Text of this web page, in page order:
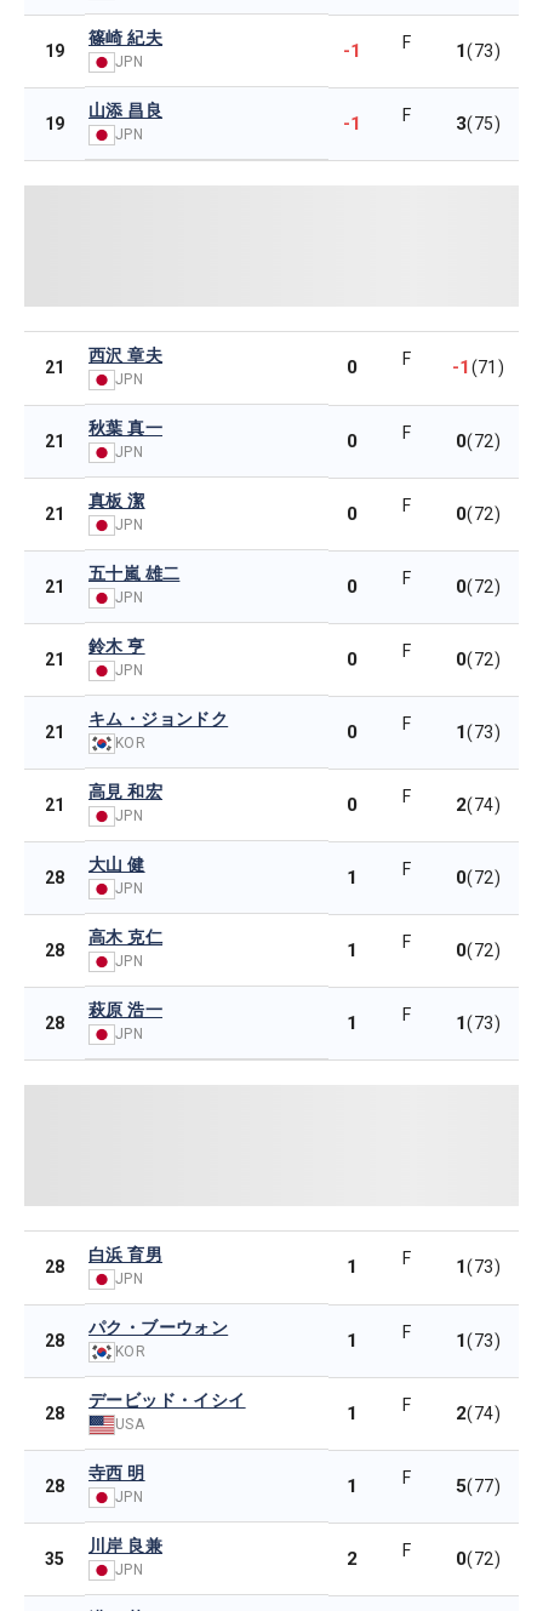
19
篠崎 紀夫
JPN -1 F 1(73)
19
山添 昌良
JPN -1 F 3(75)
21
西沢 章夫
JPN
0 F -1(71)
21
秋葉 真一
JPN 0 F 0(72)
21
真板 潔
JPN 0 F 0(72)
21
五十嵐 雄二
JPN 0 F 0(72)
21
鈴木 亨
JPN 0 F 0(72)
21
キム・ジョンドク
KOR 0 F 1(73)
21
高見 和宏
JPN 0 F 2(74)
28
大山 健
JPN 1 F 0(72)
28
高木 克仁
JPN 1 F 0(72)
28
萩原 浩一
JPN 1 F 1(73)
28
白浜 育男
JPN
1 F 1(73)
28
パク・ブーウォン
KOR 1 F 1(73)
28
デービッド・イシイ
USA 1 F 2(74)
28
寺西 明
JPN 1 F 5(77)
35
川岸 良兼
JPN 2 F 0(72)